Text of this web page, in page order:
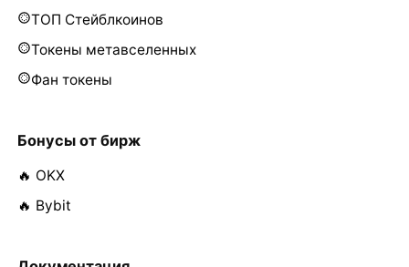
ТОП Стейблкоинов
Токены метавселенных
Фан токены
Бонусы от бирж
🔥 OKX
🔥 Bybit